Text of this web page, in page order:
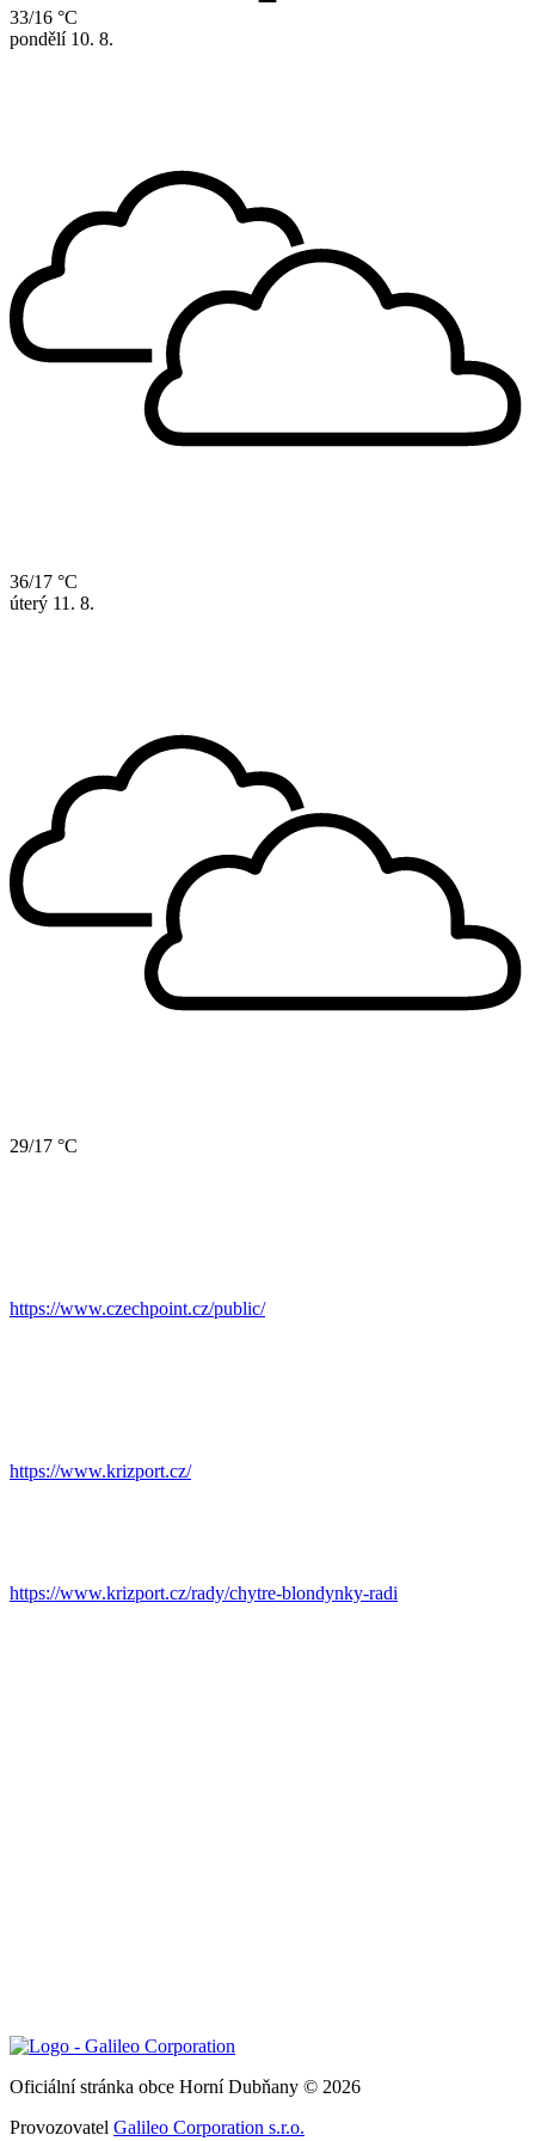
33/16 °C
pondělí 10. 8.
36/17 °C
úterý 11. 8.
29/17 °C
https://www.czechpoint.cz/public/
https://www.krizport.cz/
https://www.krizport.cz/rady/chytre-blondynky-radi
Oficiální stránka obce Horní Dubňany © 2026
Provozovatel Galileo Corporation s.r.o.